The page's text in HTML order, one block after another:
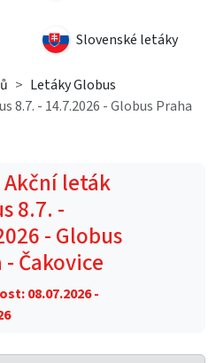
Slovenské letáky
Letáky Globus
8.7. - 14.7.2026 - Globus Praha
Akční leták
8.7. -
- Globus
- Čakovice
08.07.2026 -